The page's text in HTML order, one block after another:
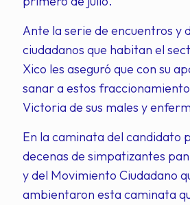
Ante la serie de encuentros y
ciudadanos que habitan el
Xico les aseguró que con su
sanar a estos
Victoria de sus males y
En la caminata del candidato
decenas de simpatizantes
y del Movimiento Ciudadano
ambientaron esta caminata